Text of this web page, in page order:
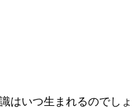
はいつ生まれるのでしょ